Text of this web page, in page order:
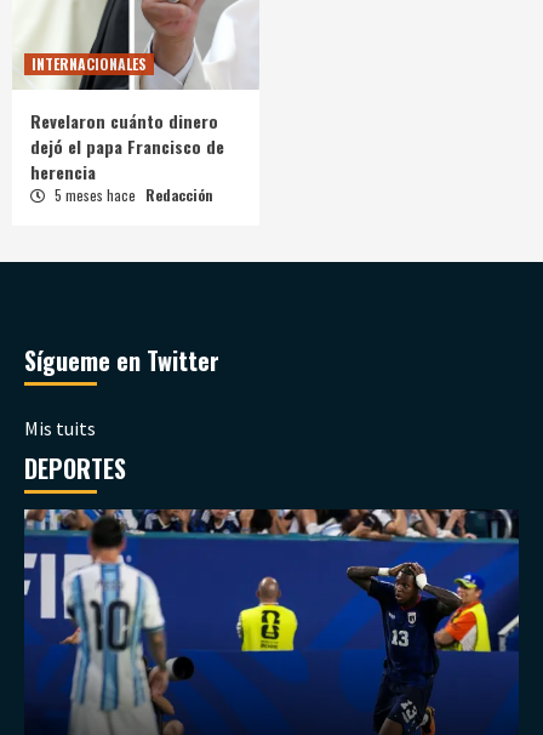
INTERNACIONALES
Revelaron cuánto dinero
dejó el papa Francisco de
herencia
5 meses hace Redacción
Sígueme en Twitter
Mis tuits
DEPORTES